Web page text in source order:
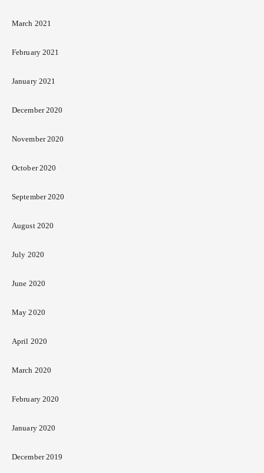
March 2021
February 2021
January 2021
December 2020
November 2020
October 2020
September 2020
August 2020
July 2020
June 2020
May 2020
April 2020
March 2020
February 2020
January 2020
December 2019